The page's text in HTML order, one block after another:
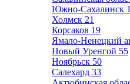
Южно-Сахалинск
Холмск 21
Корсаков 19
Ямало-Ненецкий
Новый Уренгой 55
Ноябрьск 50
Салехард 33